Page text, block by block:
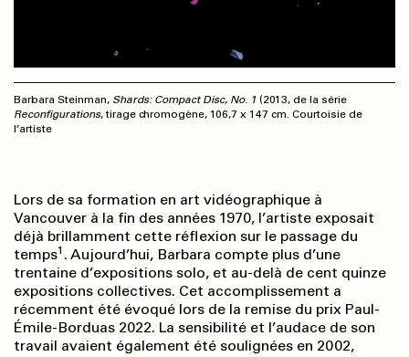
Barbara Steinman, Shards: Compact Disc, No. 1 (2013, de la série
Reconfigurations, tirage chromogène, 106,7 x 147 cm. Courtoisie de
l’artiste
Lors de sa formation en art vidéographique à
Vancouver à la fin des années 1970, l’artiste exposait
déjà brillamment cette réflexion sur le passage du
temps1 . Aujourd’hui, Barbara compte plus d’une
trentaine d’expositions solo, et au-delà de cent quinze
expositions collectives. Cet accomplissement a
récemment été évoqué lors de la remise du prix Paul-
Émile-Borduas 2022. La sensibilité et l’audace de son
travail avaient également été soulignées en 2002,